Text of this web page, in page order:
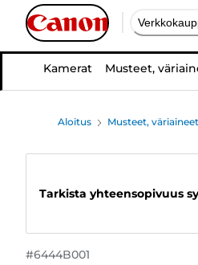
Kamerat Musteet,
Aloitus Musteet,
Tarkista yhteensopivuus
#6444B001